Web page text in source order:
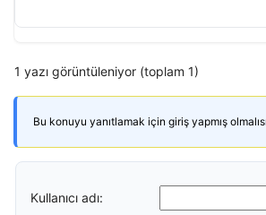
1 yazı görüntüleniyor (toplam 1)
Bu konuyu yanıtlamak için giriş yapmış
Kullanıcı adı: